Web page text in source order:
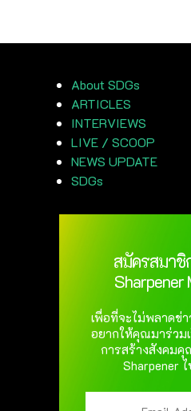
About SDGs
ARTICLES
INTERVIEWS
LIVE / SCOOP
NEWS UPDATE
SDGs
สมัครสมาชิ
Sharpener
เพื่อที่จะไม่พลาดข่า
อยากให้คุณมาร่วม
การสร้างสังคม
Sharpener